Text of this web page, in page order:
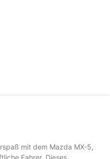
mit dem Mazda MX-5,
Fahrer. Dieses